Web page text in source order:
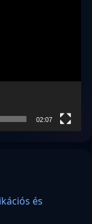
02:07
és